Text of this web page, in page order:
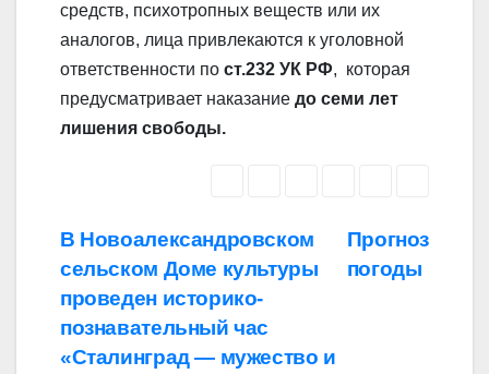
средств, психотропных веществ или их
аналогов, лица привлекаются к уголовной
ответственности по ст.232 УК РФ, которая
предусматривает наказание до семи лет
лишения свободы.
Навигация
по
записям
Прогноз
погоды
В Новоалександровском
сельском Доме культуры
проведен историко-
познавательный час
«Сталинград — мужество и